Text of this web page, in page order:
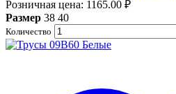
Розничная цена: 1165.00 ₽
Размер 38 40
Количество